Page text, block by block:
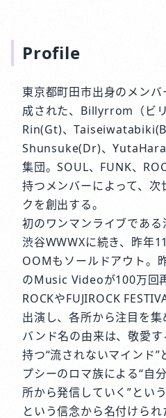
Profile
東京都町田市出身のメン
成された、Billyrrom（ビ
Rin(Gt)、
Shunsuke(Dr)、
集団。SOUL、FUNK、
持つメンバーによって、次
クを創出する。
初のワンマンライブであ
渋谷WWWXに続き、昨年
OOMもソールドアウト。
のMusic Videoが100万回
ROCKやFUJIROCK
出演し、各所から注目を集
バンド名の由来は、敬愛
持つ“流されないマインド
プシーのロマ族による“自
所から発信していく”とい
という信念から名付けら